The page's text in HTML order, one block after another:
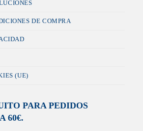
DE COMPRA
(UE)
PARA PEDIDOS
60€.